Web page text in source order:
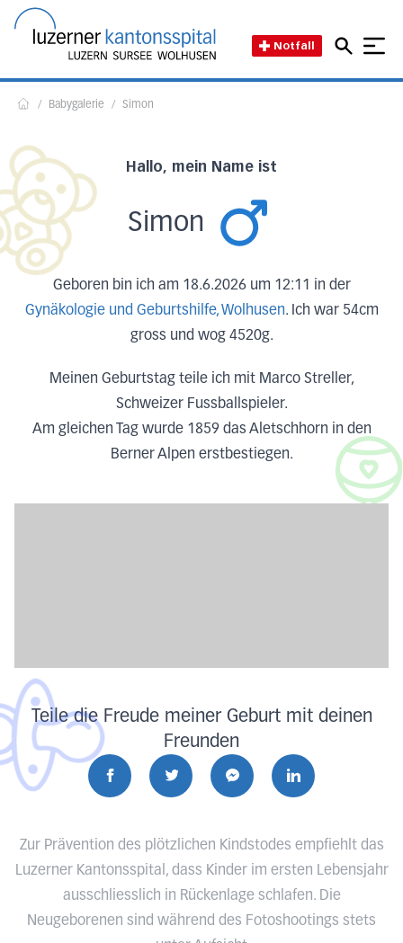
Notfall
/ Babygalerie / Simon
Hallo, mein Name ist
Simon
Geboren bin ich am 18.6.2026 um 12:11 in der
Gynäkologie und Geburtshilfe, Wolhusen. Ich war 54cm
gross und wog 4520g.
Meinen Geburtstag teile ich mit Marco Streller,
Schweizer Fussballspieler.
Am gleichen Tag wurde 1859 das Aletschhorn in den
Berner Alpen erstbestiegen.
Teile die Freude meiner Geburt mit deinen
Freunden
Zur Prävention des plötzlichen Kindstodes empfiehlt das
Luzerner Kantonsspital, dass Kinder im ersten Lebensjahr
ausschliesslich in Rückenlage schlafen. Die
Neugeborenen sind während des Fotoshootings stets